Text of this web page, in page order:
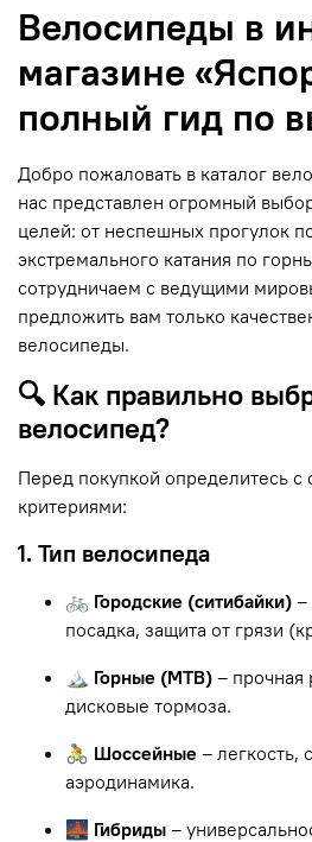
Велосипеды в
магазине
полный гид по
Добро пожаловать в каталог
нас представлен огромный
целей: от неспешных прогулок
экстремального катания по
сотрудничаем с ведущими
предложить вам только
велосипеды.
🔍 Как правильно
велосипед?
Перед покупкой определитесь с
критериями:
1. Тип велосипеда
🚲 Городские (ситибайки) –
посадка, защита от грязи
🏔 Горные (MTB) – прочная
дисковые тормоза.
🚴 Шоссейные – легкость,
аэродинамика.
🌉 Гибриды –